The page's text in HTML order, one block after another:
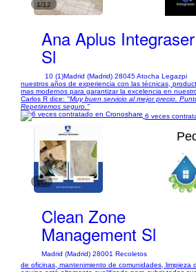
1/12
Ana Aplus Integraser
Sl
10 (1)Madrid (Madrid) 28045 Atocha Legazpi
nuestros años de experiencia con las técnicas,
mas modernos para garantizar la excelencia en
Carlos R dice: "Muy buen servicio al mejor precio.
Repetiremos seguro."
6 veces
1/5
Clean Zone
Management Sl
Madrid (Madrid) 28001 Recoletos
de oficinas, mantenimiento de comunidades, limpieza